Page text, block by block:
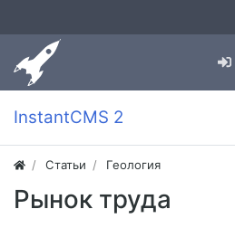
InstantCMS 2
Статьи Геология
Рынок труда